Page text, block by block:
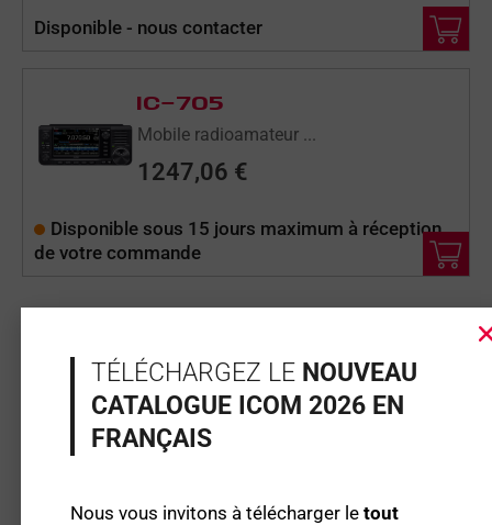
Disponible - nous contacter
IC-705
Mobile radioamateur ...
1247,06 €
Disponible sous 15 jours maximum à réception
de votre commande
ID-52EPLUS
Portatif radioamateu...
599,07
LE
PRIX
INITIAL
LE
PRIX
ACTUEL
Disponible immédiatement
TÉLÉCHARGEZ LE NOUVEAU
CATALOGUE ICOM 2026 EN
FRANÇAIS
Nous vous invitons à télécharger letout